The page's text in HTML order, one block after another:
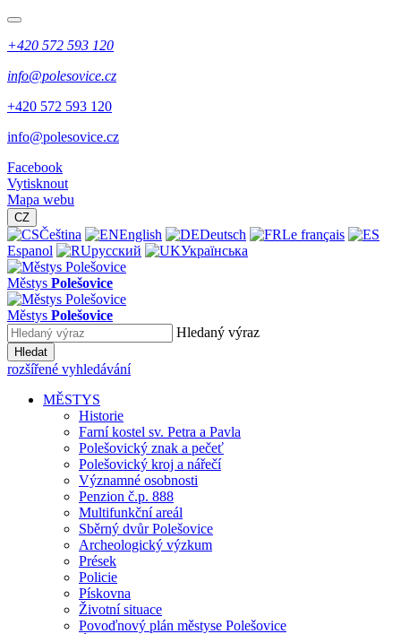
+420 572 593 120
info@polesovice.cz
+420 572 593 120
info@polesovice.cz
Facebook
Vytisknout
Mapa webu
CZ
Čeština English Deutsch
Le français
Espanol
русский Українська
Městys Polešovice
Městys Polešovice
Hledaný výraz
Hledat
rozšířené vyhledávání
MĚSTYS
Historie
Farní kostel sv. Petra a Pavla
Polešovický znak a pečeť
Polešovický kroj a nářečí
Významné osobnosti
Penzion č.p. 888
Multifunkční areál
Sběrný dvůr Polešovice
Archeologický výzkum
Prések
Policie
Pískovna
Životní situace
Povoďnový plán městyse Polešovice